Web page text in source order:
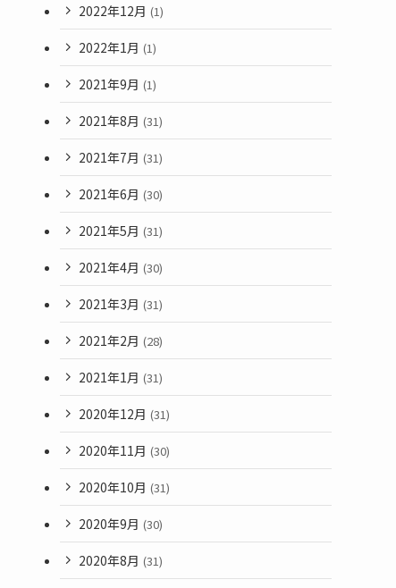
2022年12月 (1)
2022年1月 (1)
2021年9月 (1)
2021年8月 (31)
2021年7月 (31)
2021年6月 (30)
2021年5月 (31)
2021年4月 (30)
2021年3月 (31)
2021年2月 (28)
2021年1月 (31)
2020年12月 (31)
2020年11月 (30)
2020年10月 (31)
2020年9月 (30)
2020年8月 (31)